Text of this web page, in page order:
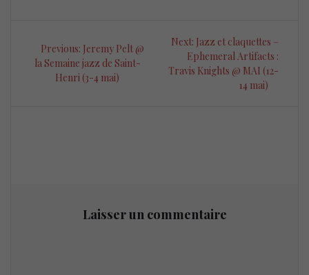
l’article
Previous: Previous
post:
Jeremy Pelt @
la Semaine jazz de Saint-
Henri (3-4 mai)
Next: Next
post:
Jazz et claquettes –
Ephemeral Artifacts :
Travis Knights @ MAI (12-
14 mai)
Laisser un commentaire